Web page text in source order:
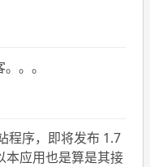
。。
程序，即将发布 1.7
本应用也是算是其接